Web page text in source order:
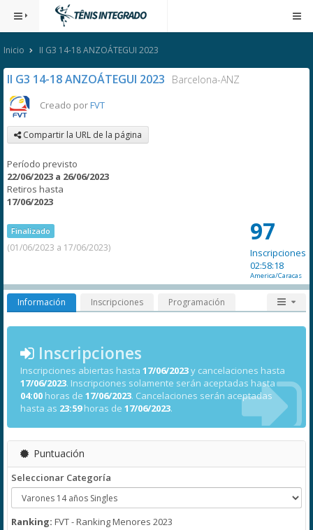
Inicio II G3 14-18 ANZOÁTEGUI 2023
II G3 14-18 ANZOÁTEGUI 2023 Barcelona-ANZ
Creado porFVT
Compartir la URL de la página
Período previsto
22/06/2023 a 26/06/2023
Retiros hasta
17/06/2023
Finalizado
(01/06/2023 a 17/06/2023)
97
Inscripciones
02:58:18
America/Caracas
Información Inscripciones Programación
Inscripciones
Inscripciones abiertas hasta 17/06/2023y cancelaciones hasta
17/06/2023. Inscripciones solamente serán aceptadas hasta
04:00 horas de 17/06/2023. Cancelaciones serán aceptadas
hasta as 23:59horas de 17/06/2023.
Puntuación
Seleccionar Categoría
Ranking: FVT - Ranking Menores 2023